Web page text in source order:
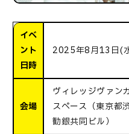
イベ
ント
日時
2025年8月13日(
会場
ヴィレッジヴァ
スペース（東京都
勧銀共同ビル）